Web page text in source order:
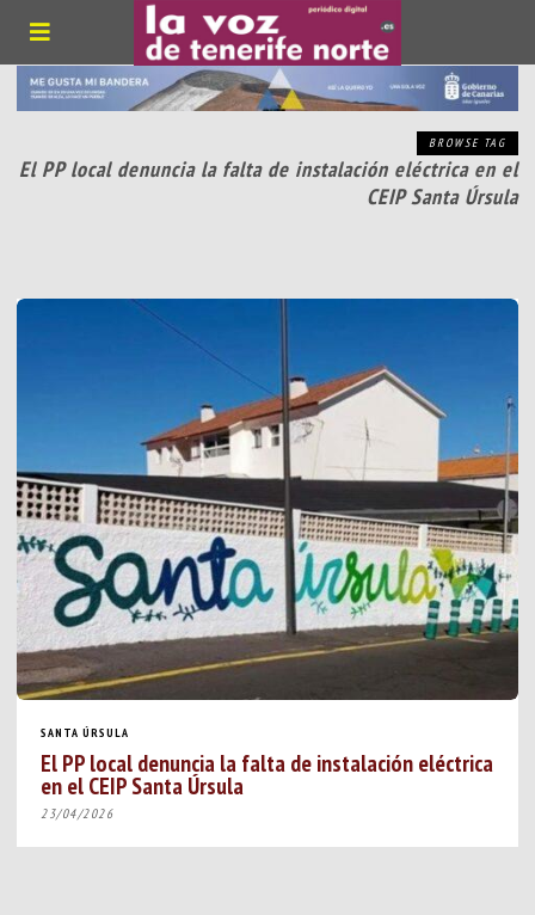
BROWSE TAG
El PP local denuncia la falta de instalación eléctrica en el
CEIP Santa Úrsula
SANTA ÚRSULA
El PP local denuncia la falta de instalación eléctrica
en el CEIP Santa Úrsula
23/04/2026